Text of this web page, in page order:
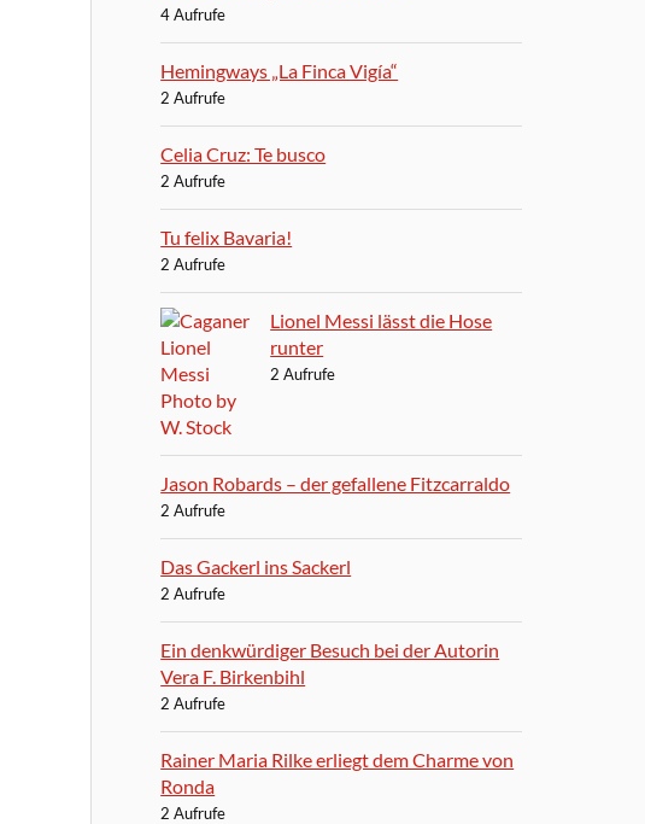
4 Aufrufe
Hemingways „La Finca Vigía“
2 Aufrufe
Celia Cruz: Te busco
2 Aufrufe
Tu felix Bavaria!
2 Aufrufe
Lionel Messi lässt die Hose
runter
2 Aufrufe
Jason Robards – der gefallene Fitzcarraldo
2 Aufrufe
Das Gackerl ins Sackerl
2 Aufrufe
Ein denkwürdiger Besuch bei der Autorin
Vera F. Birkenbihl
2 Aufrufe
Rainer Maria Rilke erliegt dem Charme von
Ronda
2 Aufrufe